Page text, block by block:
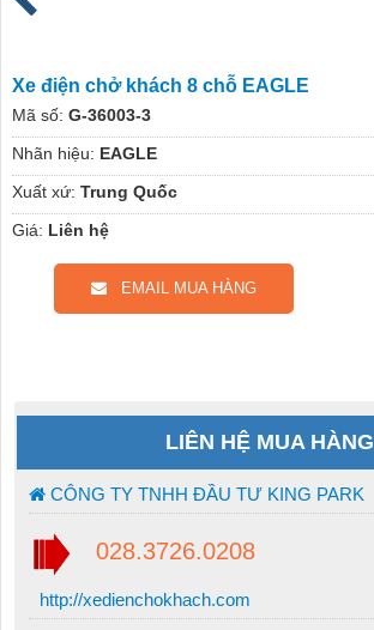
Xe điện chở khách 8 chỗ EAGLE
Mã số: G-36003-3
Nhãn hiệu: EAGLE
Xuất xứ: Trung Quốc
Giá: Liên hệ
EMAIL MUA HÀNG
LIÊN HỆ MUA HÀNG
CÔNG TY TNHH ĐẦU TƯ KING PARK
028.3726.0208
http://xedienchokhach.com